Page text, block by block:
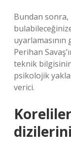
Bundan sonra,
Perihan
teknik
psikolojik
verici.